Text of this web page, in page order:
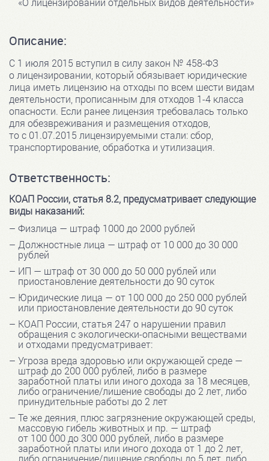
Описание:
С 1 июля 2015 вступил в силу закон № 458-ФЗ
о лицензировании, который обязывает юридические
лица иметь лицензию на отходы по всем шести видам
деятельности, прописанным для отходов 1-4 класса
опасности. Если ранее лицензия требовалась только
для обезвреживания и размещения отходов,
то с 01.07.2015 лицензируемыми стали: сбор,
транспортирование, обработка и утилизация.
Ответственность:
КОАП России, статья 8.2, предусматривает следующие
виды наказаний:
Физлица — штраф 1000 до 2000 рублей
Должностные лица — штраф от 10 000 до 30 000
рублей
ИП — штраф от 30 000 до 50 000 рублей или
приостановление деятельности до 90 суток
Юридические лица — от 100 000 до 250 000 рублей
или приостановление деятельности до 90 суток
КОАП России, статья 247 о нарушении правил
обращения с экологически-опасными веществами
и отходами предусматривает:
Угроза вреда здоровью или окружающей среде —
штраф до 200 000 рублей, либо в размере
заработной платы или иного дохода за 18 месяцев,
либо ограничение/лишение свободы до 2 лет, либо
принудительные работы до 2 лет
Те же деяния, плюс загрязнение окружающей среды,
массовую гибель животных и пр. — штраф
от 100 000 до 300 000 рублей, либо в размере
заработной платы или иного дохода от 1 до 2 лет,
либо ограничение/лишение свободы до 5 лет, либо